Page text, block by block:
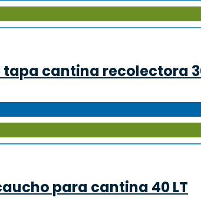
tapa cantina recolectora
para cantina 40 LT